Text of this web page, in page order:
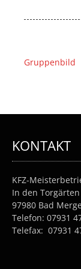
Gruppenbild
KONTAKT
KFZ-
In den
97980 Bad
Telefon: 07931
Telefax: 07931